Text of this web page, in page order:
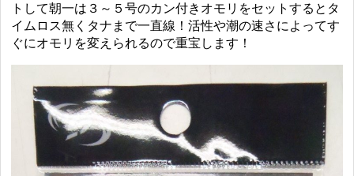
トして朝一は３～５号のカン付きオモリをセットするとタ
イムロス無くタナまで一直線！活性や潮の速さによってす
ぐにオモリを変えられるので重宝します！